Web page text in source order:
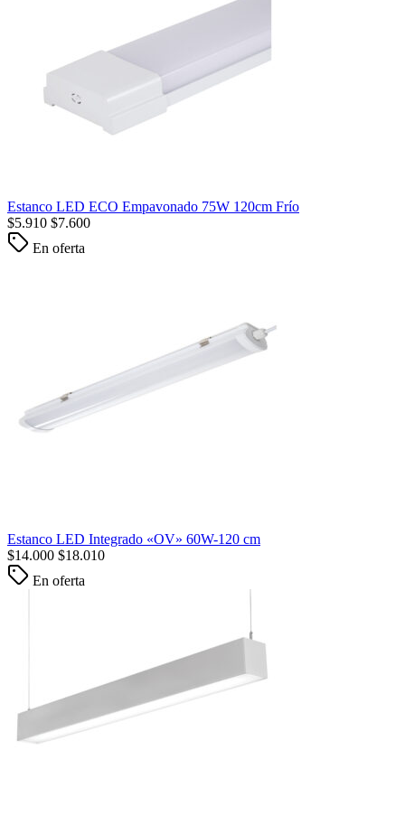
Estanco LED ECO Empavonado 75W 120cm Frío
$5.910 $7.600
En oferta
Estanco LED Integrado «OV» 60W-120 cm
$14.000 $18.010
En oferta